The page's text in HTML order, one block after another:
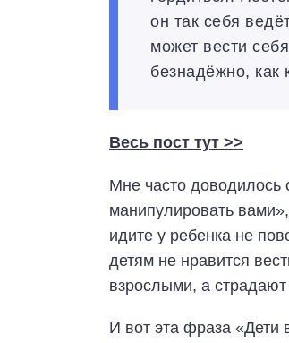
он так себя
может вести
безнадёжно, как
Весь пост тут >>
Мне часто доводилось
манипулировать
идите у ребенка не
детям не нравится
взрослыми, а
И вот эта фраза «Дети